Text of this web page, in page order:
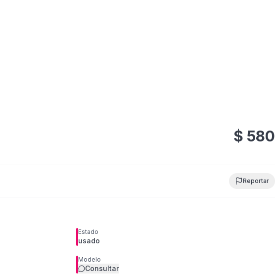
$ 580
Reportar
Estado
usado
Modelo
Consultar